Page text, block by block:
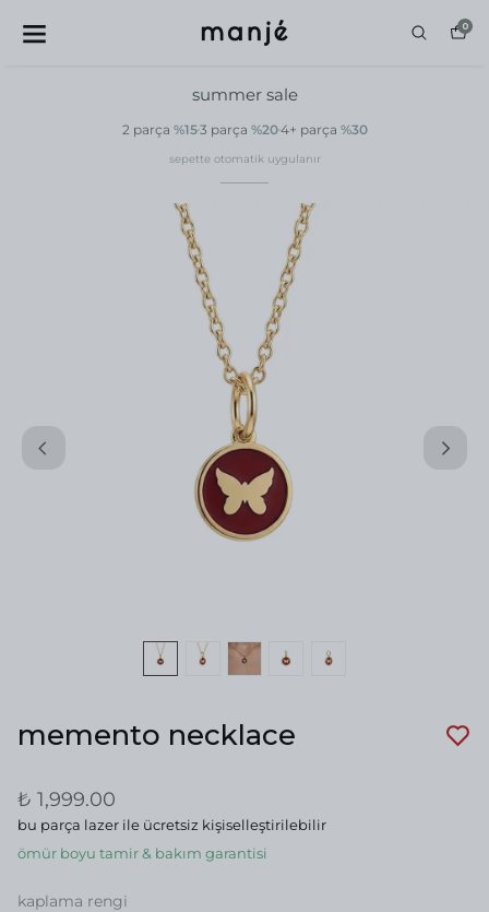
0
summer sale
2 parça %153 parça %204+ parça %30
sepette otomatik uygulanır
memento necklace
₺ 1,999.00
bu parça lazer ile ücretsiz kişiselleştirilebilir
ömür boyu tamir & bakım garantisi
kaplama rengi